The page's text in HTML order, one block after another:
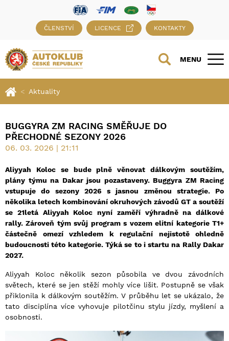
ČLENSTVÍ LICENCE KONTAKTY
MENU
Aktuality
BUGGYRA ZM RACING SMĚŘUJE DO
PŘECHODNÉ SEZONY 2026
06. 03. 2026 | 21:11
Aliyyah Koloc se bude plně věnovat dálkovým soutěžím,
plány týmu na Dakar jsou pozastaveny. Buggyra ZM Racing
vstupuje do sezony 2026 s jasnou změnou strategie. Po
několika letech kombinování okruhových závodů GT a soutěží
se 21letá Aliyyah Koloc nyní zaměří výhradně na dálkové
rally. Zároveň tým svůj program s vozem elitní kategorie T1+
částečně omezí vzhledem k regulační nejistotě ohledně
budoucnosti této kategorie. Týká se to i startu na Rally Dakar
2027.
Aliyyah Koloc několik sezon působila ve dvou závodních
světech, které se jen stěží mohly více lišit. Postupně se však
přiklonila k dálkovým soutěžím. V průběhu let se ukázalo, že
tato disciplína více vyhovuje pilotčinu stylu jízdy, myšlení a
osobnosti.